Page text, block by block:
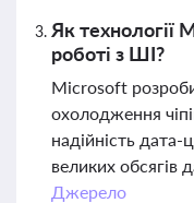
Як технології
роботі з ШІ?
Microsoft
охолодження
надійність
великих обсягів
Джерело